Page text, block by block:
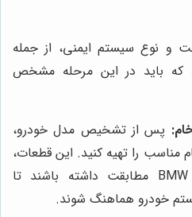
و نوع سیستم ایمنی، از جمله
که باید در این مرحله مشخص
پس از تشخیص مدل خودرو،
مناسب را تهیه کنید. این قطعات،
باید با استانداردهای BMW مطابقت داشته باشند تا
خودرو هماهنگ شوند.